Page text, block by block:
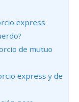
express
de mutuo
express y de